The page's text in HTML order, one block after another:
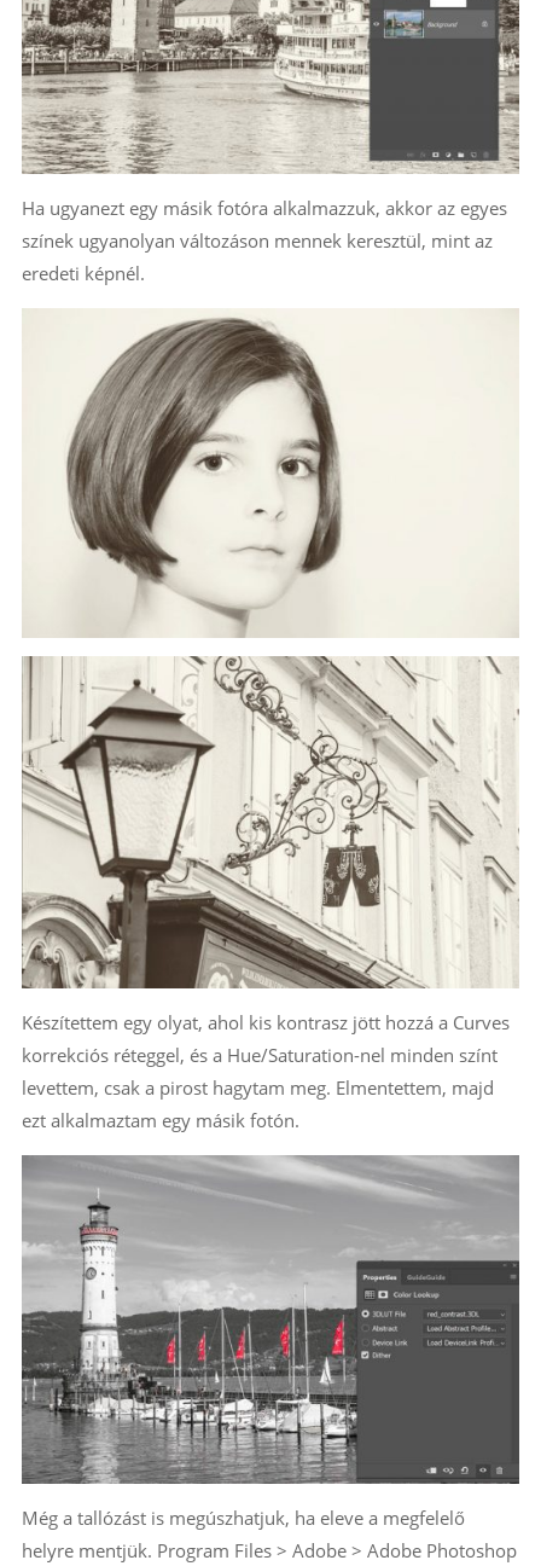
Ha ugyanezt egy másik fotóra alkalmazzuk, akkor az egyes
színek ugyanolyan változáson mennek keresztül, mint az
eredeti képnél.
Készítettem egy olyat, ahol kis kontrasz jött hozzá a Curves
korrekciós réteggel, és a Hue/Saturation-nel minden színt
levettem, csak a pirost hagytam meg. Elmentettem, majd
ezt alkalmaztam egy másik fotón.
Még a tallózást is megúszhatjuk, ha eleve a megfelelő
helyre mentjük. Program Files > Adobe > Adobe Photoshop